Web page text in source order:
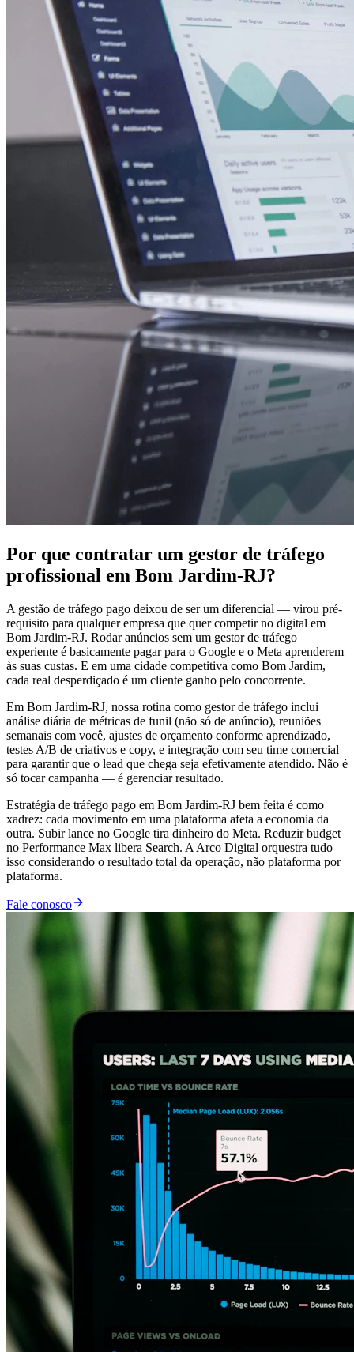
Por que contratar um gestor de tráfego
profissional em Bom Jardim-RJ?
A gestão de tráfego pago deixou de ser um diferencial — virou pré-
requisito para qualquer empresa que quer competir no digital em
Bom Jardim-RJ. Rodar anúncios sem um gestor de tráfego
experiente é basicamente pagar para o Google e o Meta aprenderem
às suas custas. E em uma cidade competitiva como Bom Jardim,
cada real desperdiçado é um cliente ganho pelo concorrente.
Em Bom Jardim-RJ, nossa rotina como gestor de tráfego inclui
análise diária de métricas de funil (não só de anúncio), reuniões
semanais com você, ajustes de orçamento conforme aprendizado,
testes A/B de criativos e copy, e integração com seu time comercial
para garantir que o lead que chega seja efetivamente atendido. Não é
só tocar campanha — é gerenciar resultado.
Estratégia de tráfego pago em Bom Jardim-RJ bem feita é como
xadrez: cada movimento em uma plataforma afeta a economia da
outra. Subir lance no Google tira dinheiro do Meta. Reduzir budget
no Performance Max libera Search. A Arco Digital orquestra tudo
isso considerando o resultado total da operação, não plataforma por
plataforma.
Fale conosco